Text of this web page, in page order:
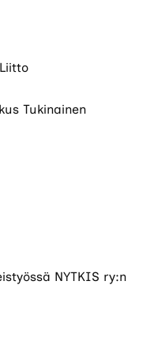
Tukinainen
NYTKIS ry:n